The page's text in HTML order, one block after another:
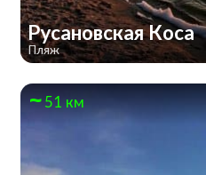
Русановская Коса
Пляж
51 км